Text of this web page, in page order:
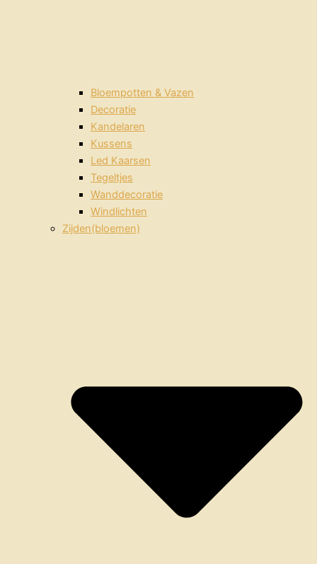
Bloempotten & Vazen
Decoratie
Kandelaren
Kussens
Led Kaarsen
Tegeltjes
Wanddecoratie
Windlichten
Zijden(bloemen)